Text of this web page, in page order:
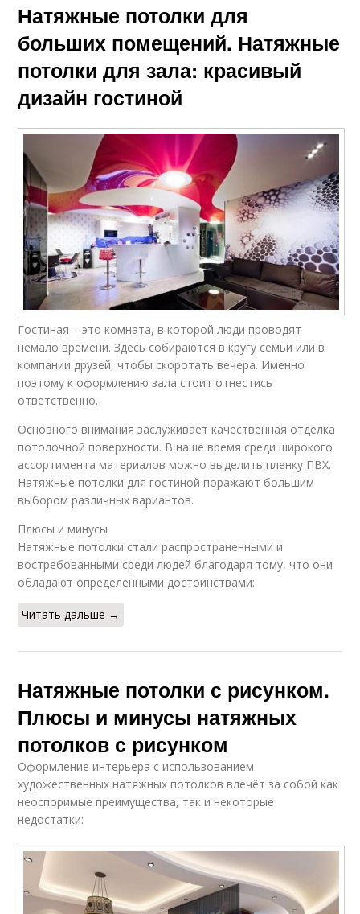
Натяжные потолки для
больших помещений. Натяжные
потолки для зала: красивый
дизайн гостиной
Гостиная – это комната, в которой люди проводят
немало времени. Здесь собираются в кругу семьи или в
компании друзей, чтобы скоротать вечера. Именно
поэтому к оформлению зала стоит отнестись
ответственно.
Основного внимания заслуживает качественная отделка
потолочной поверхности. В наше время среди широкого
ассортимента материалов можно выделить пленку ПВХ.
Натяжные потолки для гостиной поражают большим
выбором различных вариантов.
Плюсы и минусы
Натяжные потолки стали распространенными и
востребованными среди людей благодаря тому, что они
обладают определенными достоинствами:
Читать дальше →
Натяжные потолки с рисунком.
Плюсы и минусы натяжных
потолков с рисунком
Оформление интерьера с использованием
художественных натяжных потолков влечёт за собой как
неоспоримые преимущества, так и некоторые
недостатки: